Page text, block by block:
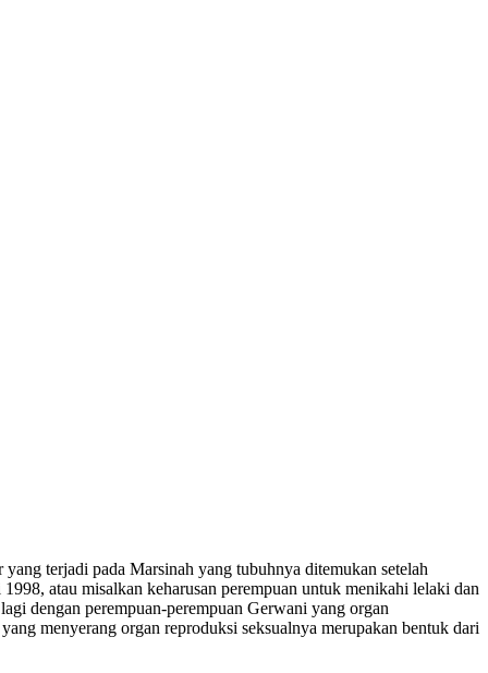
terjadi pada Marsinah yang tubuhnya ditemukan setelah
atau misalkan keharusan perempuan untuk menikahi lelaki dan
dengan perempuan-perempuan Gerwani yang organ
menyerang organ reproduksi seksualnya merupakan bentuk dari